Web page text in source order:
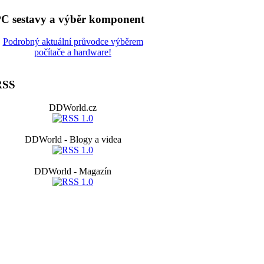
sestavy a výběr komponent
Podrobný aktuální průvodce výběrem
počítače a hardware!
DDWorld.cz
DDWorld - Blogy a videa
DDWorld - Magazín